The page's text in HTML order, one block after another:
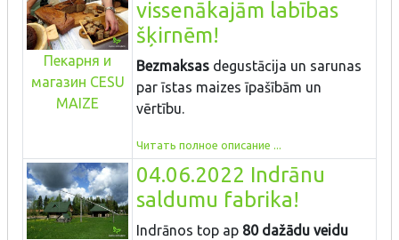
Пекарня и
магазин CESU
MAIZE
vissenākajām labības
šķirnēm!
Bezmaksas degustācija un sarunas
par īstas maizes īpašībām un
vērtību.
Читать полное описание ...
04.06.2022 Indrānu
saldumu fabrika!
Indrānos top ap 80 dažādu veidu